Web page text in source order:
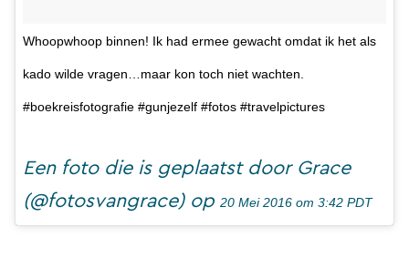
Whoopwhoop binnen! Ik had ermee gewacht omdat ik het als
kado wilde vragen…maar kon toch niet wachten.
#boekreisfotografie #gunjezelf #fotos #travelpictures
Een foto die is geplaatst door Grace
(@fotosvangrace) op 20 Mei 2016 om 3:42 PDT